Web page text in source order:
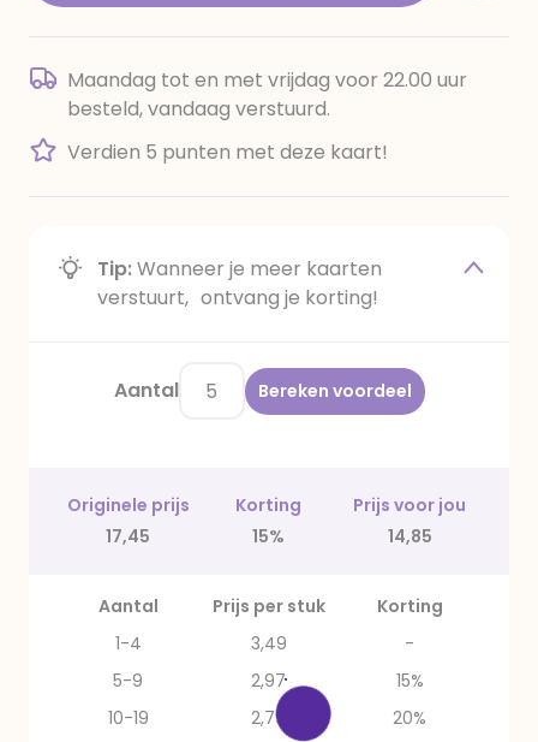
Maandag tot en met vrijdag voor 22.00 uur
besteld, vandaag verstuurd.
Verdien 5 punten met deze kaart!
Tip:Wanneer je meer kaarten
verstuurt, ontvang je korting!
Aantal Bereken voordeel
Originele prijs Korting
Prijs voor jou
17,45
15% 14,85
Aantal Prijs per stuk
Korting
1-4
3,49
-
5-9
2,97
15%
10-19
2,79
20%